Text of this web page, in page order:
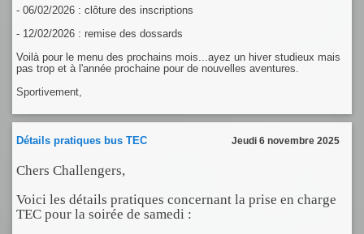
- 06/02/2026 : clôture des inscriptions
- 12/02/2026 : remise des dossards
Voilà pour le menu des prochains mois...ayez un hiver studieux mais
pas trop et à l'année prochaine pour de nouvelles aventures.
Sportivement,
Détails pratiques bus TEC Jeudi 6 novembre 2025
Chers Challengers,
Voici les détails pratiques concernant la prise en charge
TEC pour la soirée de samedi :